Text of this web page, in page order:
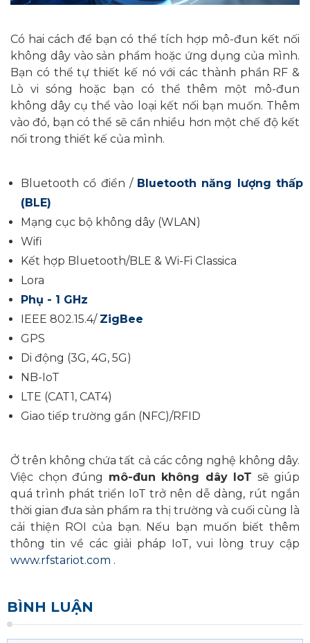
Có hai cách để bạn có thể tích hợp mô-đun kết nối
không dây vào sản phẩm hoặc ứng dụng của mình.
Bạn có thể tự thiết kế nó với các thành phần RF &
Lò vi sóng hoặc bạn có thể thêm một mô-đun
không dây cụ thể vào loại kết nối bạn muốn. Thêm
vào đó, bạn có thể sẽ cần nhiều hơn một chế độ kết
nối trong thiết kế của mình.
Bluetooth cổ điển / Bluetooth năng lượng thấp
(BLE)
Mạng cục bộ không dây (WLAN)
Wifi
Kết hợp Bluetooth/BLE & Wi-Fi Classica
Lora
Phụ - 1 GHz
IEEE 802.15.4/ ZigBee
GPS
Di động (3G, 4G, 5G)
NB-IoT
LTE (CAT1, CAT4)
Giao tiếp trường gần (NFC)/RFID
Ở trên không chứa tất cả các công nghệ không dây.
Việc chọn đúng mô-đun không dây IoT sẽ giúp
quá trình phát triển IoT trở nên dễ dàng, rút ​​ngắn
thời gian đưa sản phẩm ra thị trường và cuối cùng là
cải thiện ROI của bạn. Nếu bạn muốn biết thêm
thông tin về các giải pháp IoT, vui lòng truy cập
www.rfstariot.com .
BÌNH LUẬN